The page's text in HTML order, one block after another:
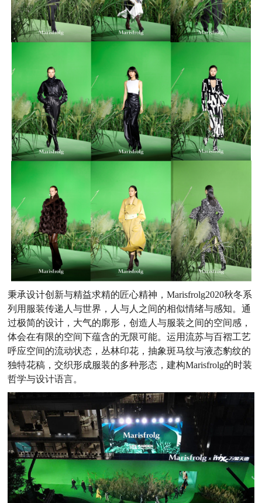
秉承设计创新与精益求精的匠心精神，Marisfrolg2020秋冬系
列用服装传递人与世界，人与人之间的相似情绪与感知。通
过极简的设计，大气的廓形，创造人与服装之间的空间感，
体会在有限的空间下蕴含的无限可能。运用流苏与百褶工艺
呼应空间的流动状态，丛林印花，抽象斑马纹与液态豹纹的
独特花稿，交织形成服装的多种形态，建构Marisfrolg的时装
哲学与设计语言。